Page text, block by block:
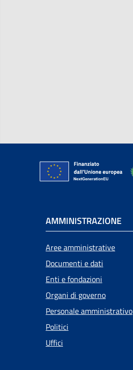
AMMINISTRAZIONE
Aree amministrative
Documenti e dati
Enti e fondazioni
Organi di governo
Personale amministrativo
Politici
Uffici